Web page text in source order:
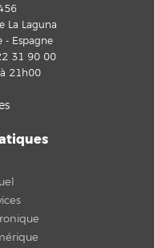
La Laguna
- Espagne
31 90 00
à 21h00